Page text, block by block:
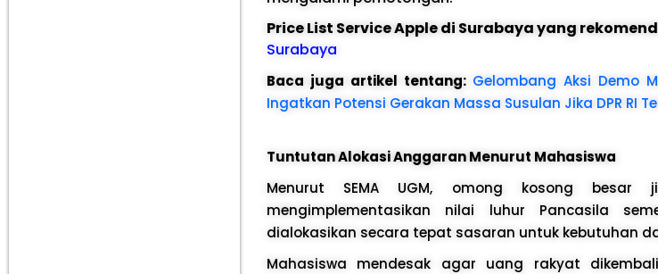
Price List Service Apple di Surabaya yang
Surabaya
Baca juga artikel tentang: Gelombang Aksi Demo
Ingatkan Potensi Gerakan Massa Susulan Jika DPR RI
Tuntutan Alokasi Anggaran Menurut Mahasiswa
Menurut SEMA UGM, omong kosong
mengimplementasikan nilai luhur Pancasila
dialokasikan secara tepat sasaran untuk kebutuhan
Mahasiswa mendesak agar uang rakyat